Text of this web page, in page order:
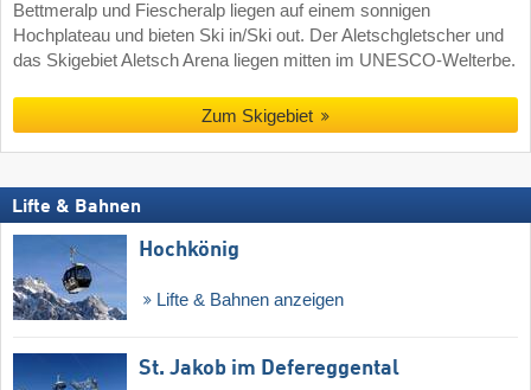
Bettmeralp und Fiescheralp liegen auf einem sonnigen
Hochplateau und bieten Ski in/Ski out. Der Aletschgletscher und
das Skigebiet Aletsch Arena liegen mitten im UNESCO-Welterbe.
Zum Skigebiet
Lifte & Bahnen
Hochkönig
Lifte & Bahnen anzeigen
St. Jakob im Defereggental